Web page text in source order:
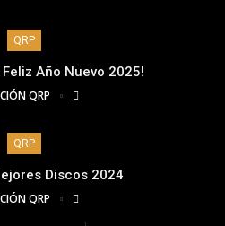
QRP
Feliz Año Nuevo 2025!
QRP
QRP
Discos 2024
QRP